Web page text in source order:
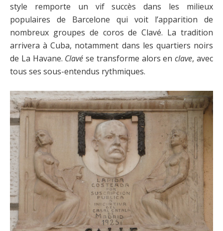
style remporte un vif succès dans les milieux
populaires de Barcelone qui voit l’apparition de
nombreux groupes de coros de Clavé. La tradition
arrivera à Cuba, notamment dans les quartiers noirs
de La Havane. Clavé se transforme alors enclave, avec
tous ses sous-entendus rythmiques.